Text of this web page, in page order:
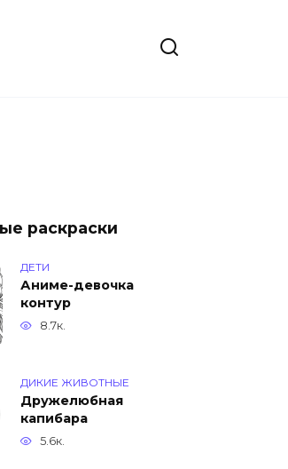
раскраски
ДЕТИ
Аниме-девочка
контур
8.7к.
ДИКИЕ ЖИВОТНЫЕ
Дружелюбная
капибара
5.6к.